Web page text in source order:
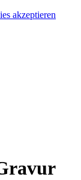
akzeptieren